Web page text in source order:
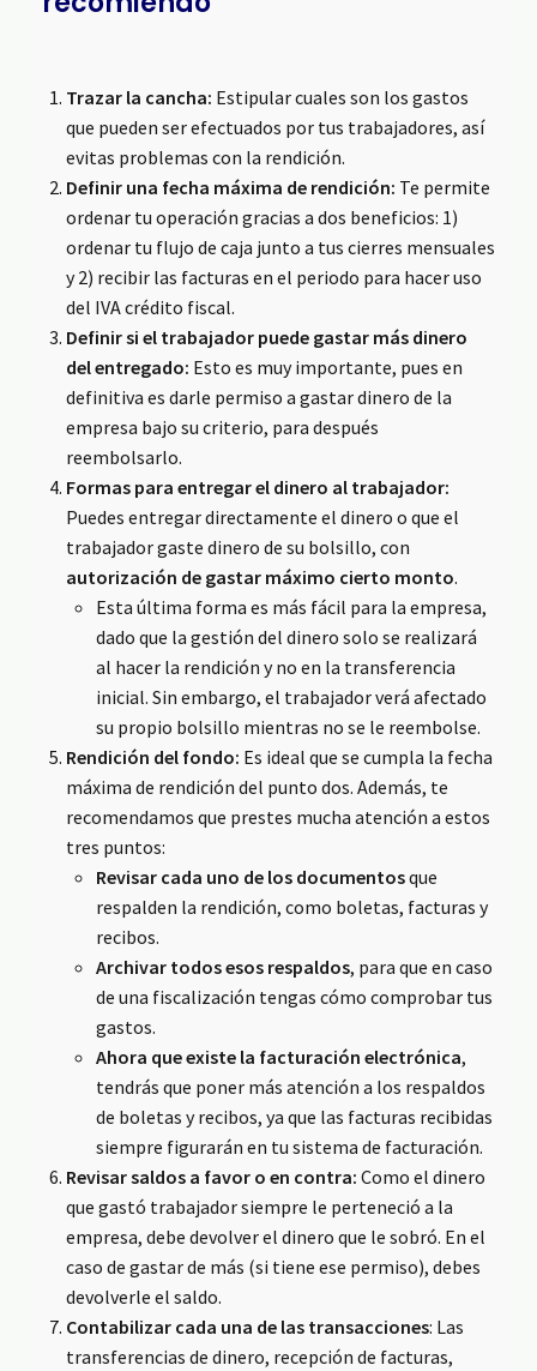
Trazar la cancha: Estipular cuales son los gastos
que pueden ser efectuados por tus trabajadores, así
evitas problemas con la rendición.
Definir una fecha máxima de rendición: Te permite
ordenar tu operación gracias a dos beneficios: 1)
ordenar tu flujo de caja junto a tus cierres mensuales
y 2) recibir las facturas en el periodo para hacer uso
del IVA crédito fiscal.
Definir si el trabajador puede gastar más dinero
del entregado: Esto es muy importante, pues en
definitiva es darle permiso a gastar dinero de la
empresa bajo su criterio, para después
reembolsarlo.
Formas para entregar el dinero al trabajador:
Puedes entregar directamente el dinero o que el
trabajador gaste dinero de su bolsillo, con
autorización de gastar máximo cierto monto.
Esta última forma es más fácil para la empresa,
dado que la gestión del dinero solo se realizará
al hacer la rendición y no en la transferencia
inicial. Sin embargo, el trabajador verá afectado
su propio bolsillo mientras no se le reembolse.
Rendición del fondo: Es ideal que se cumpla la fecha
máxima de rendición del punto dos. Además, te
recomendamos que prestes mucha atención a estos
tres puntos:
Revisar cada uno de los documentosque
respalden la rendición, como boletas, facturas y
recibos.
Archivar todos esos respaldos, para que en caso
de una fiscalización tengas cómo comprobar tus
gastos.
Ahora que existe la facturación electrónica,
tendrás que poner más atención a los respaldos
de boletas y recibos, ya que las facturas recibidas
siempre figurarán en tu sistema de facturación.
Revisar saldos a favor o en contra: Como el dinero
que gastó trabajador siempre le perteneció a la
empresa, debe devolver el dinero que le sobró. En el
caso de gastar de más (si tiene ese permiso), debes
devolverle el saldo.
Contabilizar cada una de las transacciones: Las
transferencias de dinero, recepción de facturas,